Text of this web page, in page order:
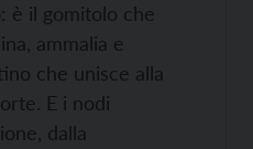
è il gomitolo che
ammalia e
che unisce alla
E i nodi
dalla